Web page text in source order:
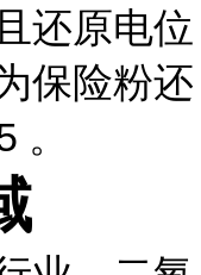
还原电位
保险粉还
。